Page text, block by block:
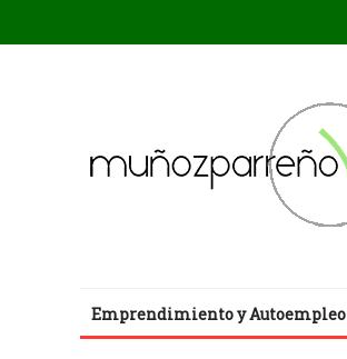
Emprendimiento y Autoempleo